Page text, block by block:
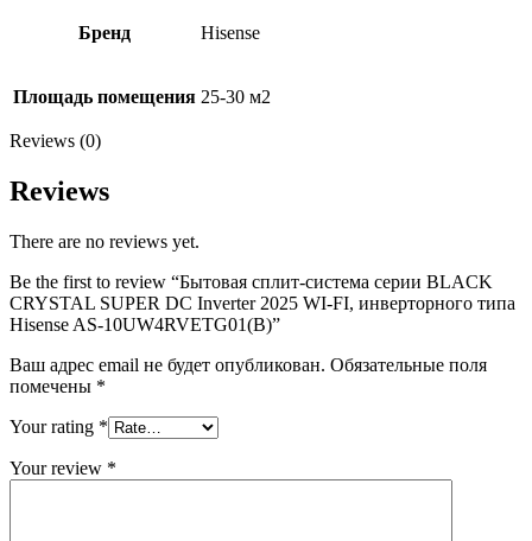
Бренд Hisense
Площадь помещения 25-30 м2
Reviews (0)
Reviews
There are no reviews yet.
Be the first to review “Бытовая сплит-система серии BLACK
CRYSTAL SUPER DC Inverter 2025 WI-FI, инверторного типа
Hisense AS-10UW4RVETG01(B)”
Ваш адрес email не будет опубликован. Обязательные поля
помечены *
Your rating *
Your review *